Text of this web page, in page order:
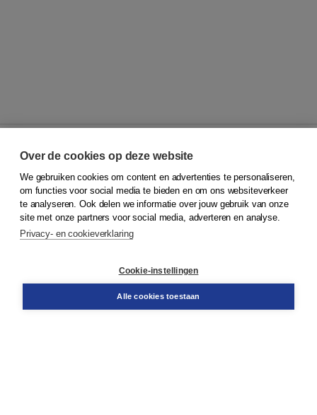
© 2026Koninklijke Boom uitgevers
Klantenservice
Service & informatie
Contact
Over de cookies op deze website
We gebruiken cookies om content en advertenties te personaliseren,
om functies voor social media te bieden en om ons websiteverkeer
te analyseren. Ook delen we informatie over jouw gebruik van onze
site met onze partners voor social media, adverteren en analyse.
Privacy- en cookieverklaring
Cookie-instellingen
Alle cookies toestaan